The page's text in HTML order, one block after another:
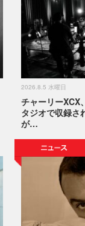
2026.8.5 水曜日
チャーリーXCX
タジオで収録さ
が…